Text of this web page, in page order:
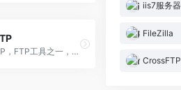
CuteFTP，FTP工具之一，与LeapFTP与FlashFXP并称 FTP 三剑客。其传输速度比较快，但有时对于一些教育网FTP 站点却无法连接；速度稳定，能够连接绝大多数 FTP 站点（包括一些教育网站点）
FileZilla
CrossFTP